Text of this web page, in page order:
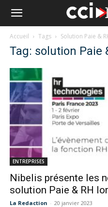
Accueil Tags Solution Paie &
Tag: solution Paie
ENTREPRISES
Nibelis présente les
solution Paie & RH
La Redaction - 20 janvier 2023